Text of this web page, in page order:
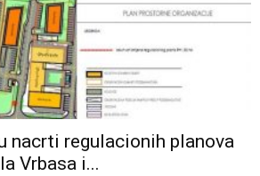
nacrti regulacionih planova
Vrbasa i...